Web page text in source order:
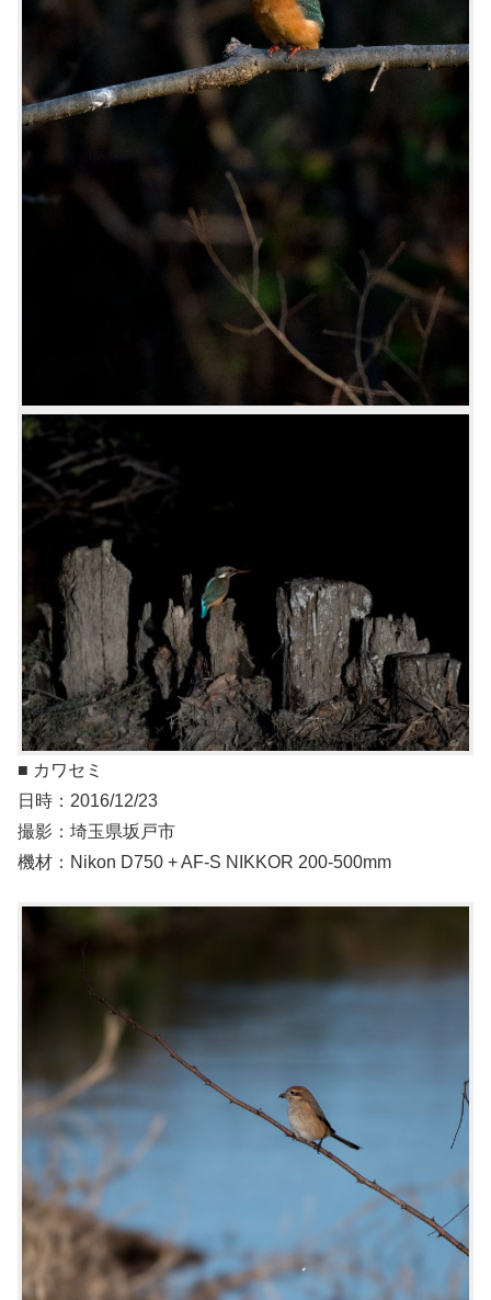
■ カワセミ
日時：2016/12/23
撮影：埼玉県坂戸市
機材：Nikon D750 + AF-S NIKKOR 200-500mm